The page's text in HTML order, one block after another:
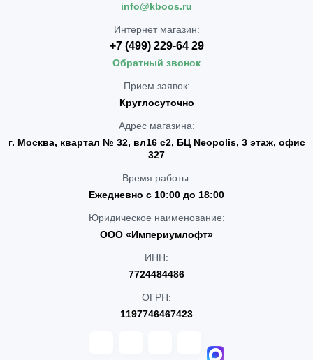
info@kboos.ru
Интернет магазин:
+7 (499) 229-64 29
Обратный звонок
Прием заявок:
Круглосуточно
Адрес магазина:
г. Москва, квартал № 32, вл16 с2, БЦ Neopolis, 3 этаж, офис
327
Время работы:
Ежедневно с 10:00 до 18:00
Юридическое наименование:
ООО «Империумлофт»
ИНН:
7724484486
ОГРН:
1197746467423